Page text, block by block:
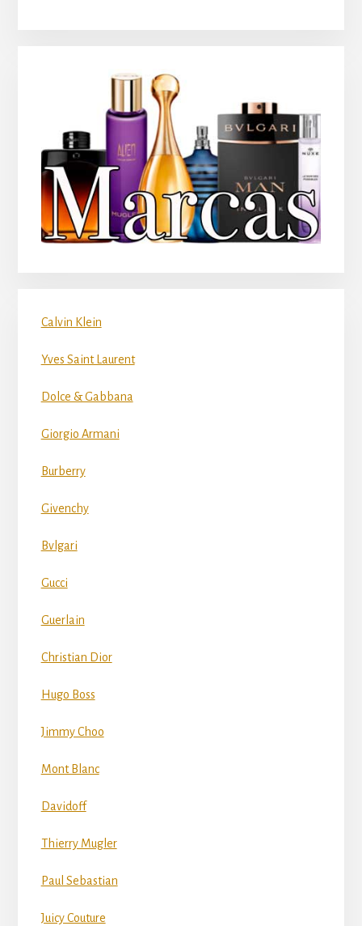
Calvin Klein
Yves Saint Laurent
Dolce & Gabbana
Giorgio Armani
Burberry
Givenchy
Bvlgari
Gucci
Guerlain
Christian Dior
Hugo Boss
Jimmy Choo
Mont Blanc
Davidoff
Thierry Mugler
Paul Sebastian
Juicy Couture